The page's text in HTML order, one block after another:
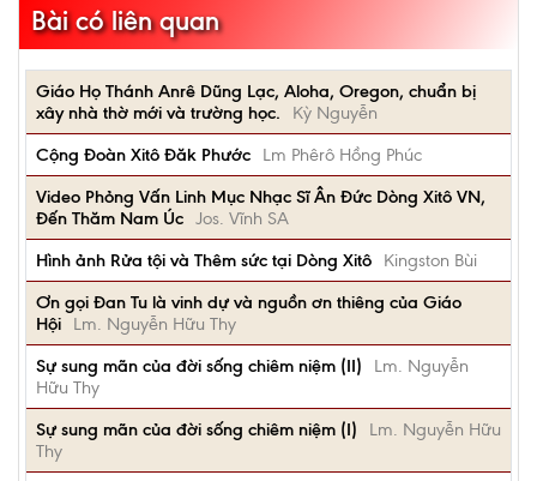
Bài có liên quan
Giáo Họ Thánh Anrê Dũng Lạc, Aloha, Oregon, chuẩn bị
xây nhà thờ mới và trường học.
Kỳ Nguyễn
Cộng Đoàn Xitô Đăk Phước
Lm Phêrô Hồng Phúc
Video Phỏng Vấn Linh Mục Nhạc Sĩ Ân Đức Dòng Xitô VN,
Đến Thăm Nam Úc Jos. Vĩnh SA
Hình ảnh Rửa tội và Thêm sức tại Dòng Xitô
Kingston Bùi
Ơn gọi Đan Tu là vinh dự và nguồn ơn thiêng của Giáo
Hội
Lm. Nguyễn Hữu Thy
Sự sung mãn của đời sống chiêm niệm (II)
Lm. Nguyễn
Hữu Thy
Sự sung mãn của đời sống chiêm niệm (I)
Lm. Nguyễn Hữu
Thy